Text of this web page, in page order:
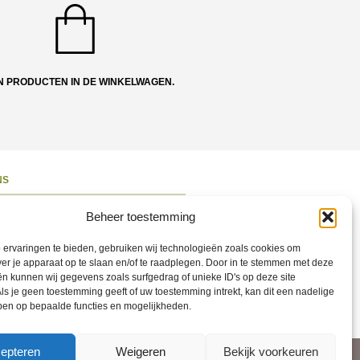
Beheer toestemming
ervaringen te bieden, gebruiken wij technologieën zoals cookies om
je apparaat op te slaan en/of te raadplegen. Door in te stemmen met deze
kunnen wij gegevens zoals surfgedrag of unieke ID's op deze site
je geen toestemming geeft of uw toestemming intrekt, kan dit een nadelige
op bepaalde functies en mogelijkheden.
Weigeren Bekijk voorkeuren
PRODUCTEN IN DE WINKELWAGEN.
opnemen
op Social